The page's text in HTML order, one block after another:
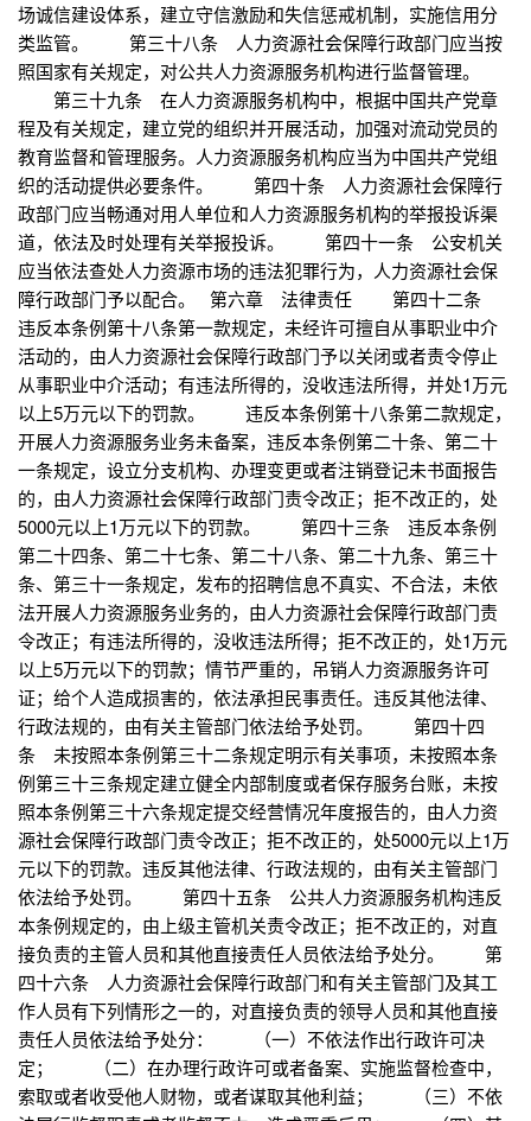
场诚信建设体系，建立守信激励和失信惩戒机制，实施信用分
类监管。 第三十八条 人力资源社会保障行政部门应当按
照国家有关规定，对公共人力资源服务机构进行监督管理。
第三十九条 在人力资源服务机构中，根据中国共产党章
程及有关规定，建立党的组织并开展活动，加强对流动党员的
教育监督和管理服务。人力资源服务机构应当为中国共产党组
织的活动提供必要条件。 第四十条 人力资源社会保障行
政部门应当畅通对用人单位和人力资源服务机构的举报投诉渠
道，依法及时处理有关举报投诉。 第四十一条 公安机关
应当依法查处人力资源市场的违法犯罪行为，人力资源社会保
障行政部门予以配合。 第六章 法律责任 第四十二条
违反本条例第十八条第一款规定，未经许可擅自从事职业中介
活动的，由人力资源社会保障行政部门予以关闭或者责令停止
从事职业中介活动；有违法所得的，没收违法所得，并处1万元
以上5万元以下的罚款。 违反本条例第十八条第二款规定，
开展人力资源服务业务未备案，违反本条例第二十条、第二十
一条规定，设立分支机构、办理变更或者注销登记未书面报告
的，由人力资源社会保障行政部门责令改正；拒不改正的，处
5000元以上1万元以下的罚款。 第四十三条 违反本条例
第二十四条、第二十七条、第二十八条、第二十九条、第三十
条、第三十一条规定，发布的招聘信息不真实、不合法，未依
法开展人力资源服务业务的，由人力资源社会保障行政部门责
令改正；有违法所得的，没收违法所得；拒不改正的，处1万元
以上5万元以下的罚款；情节严重的，吊销人力资源服务许可
证；给个人造成损害的，依法承担民事责任。违反其他法律、
行政法规的，由有关主管部门依法给予处罚。 第四十四
条 未按照本条例第三十二条规定明示有关事项，未按照本条
例第三十三条规定建立健全内部制度或者保存服务台账，未按
照本条例第三十六条规定提交经营情况年度报告的，由人力资
源社会保障行政部门责令改正；拒不改正的，处5000元以上1万
元以下的罚款。违反其他法律、行政法规的，由有关主管部门
依法给予处罚。 第四十五条 公共人力资源服务机构违反
本条例规定的，由上级主管机关责令改正；拒不改正的，对直
接负责的主管人员和其他直接责任人员依法给予处分。 第
四十六条 人力资源社会保障行政部门和有关主管部门及其工
作人员有下列情形之一的，对直接负责的领导人员和其他直接
责任人员依法给予处分： （一）不依法作出行政许可决
定； （二）在办理行政许可或者备案、实施监督检查中，
索取或者收受他人财物，或者谋取其他利益； （三）不依